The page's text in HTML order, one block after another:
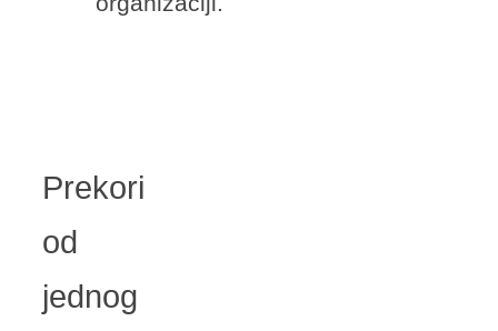
Prekori
od
jednog